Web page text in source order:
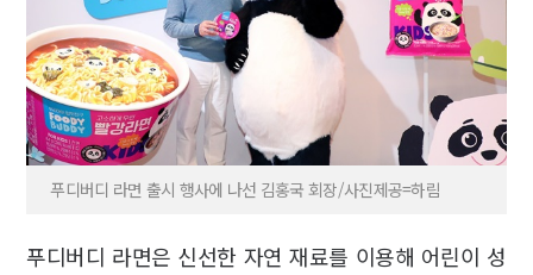
푸디버디 라면 출시 행사에 나선 김홍국 회장/사진제공=하림
푸디버디 라면은 신선한 자연 재료를 이용해 어린이 성